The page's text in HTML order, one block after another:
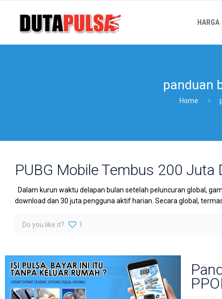
HARGA
panduan
Home
PUBG Mobile Tembus 200 Juta
Dalam kurun waktu delapan bulan setelah peluncuran global,
download dan 30 juta pengguna aktif harian. Secara global,
Do you like it? 1